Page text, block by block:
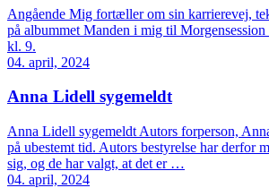
Angående Mig fortæller om sin karrierevej,
på albummet Manden i mig til Morgensession
kl. 9.
04. april, 2024
Anna Lidell sygemeldt
Anna Lidell sygemeldt Autors forperson,
på ubestemt tid. Autors bestyrelse har derfor
sig, og de har valgt, at det er …
04. april, 2024